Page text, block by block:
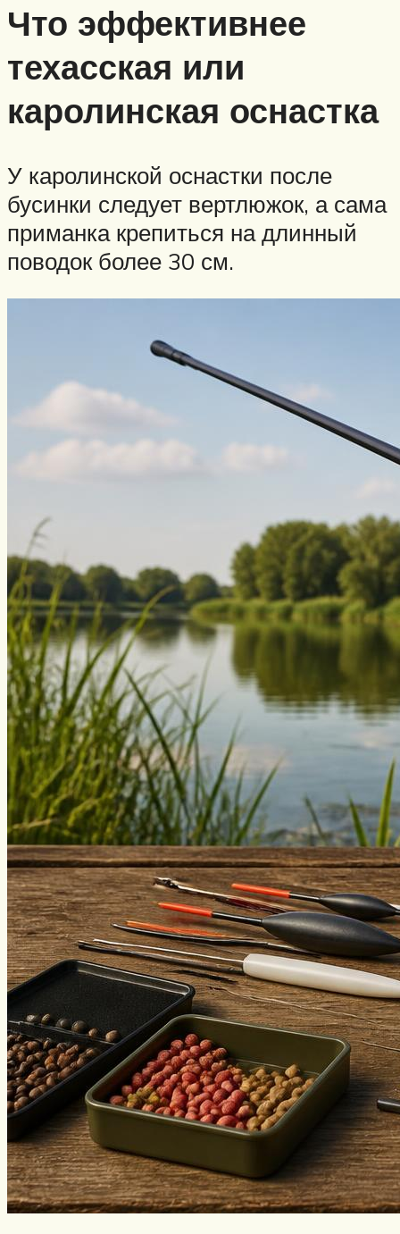
Что эффективнее
техасская или
каролинская оснастка
У каролинской оснастки после
бусинки следует вертлюжок, а сама
приманка крепиться на длинный
поводок более 30 см.